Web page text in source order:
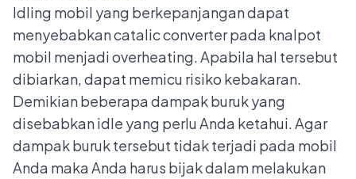
Idling mobil yang berkepanjangan dapat
menyebabkancatalic converterpada knalpot
mobil menjadi overheating. Apabila hal tersebut
dibiarkan, dapat memicu risiko kebakaran.
Demikian beberapa dampak buruk yang
disebabkan idle yang perlu Anda ketahui. Agar
dampak buruk tersebut tidak terjadi pada mobil
Anda maka Anda harus bijak dalam melakukan